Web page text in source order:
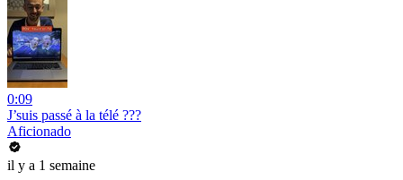
0:09
J’suis passé à la télé ???
Aficionado
il y a 1 semaine